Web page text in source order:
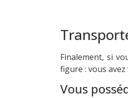
Finalement, si
figure : vous
Vous